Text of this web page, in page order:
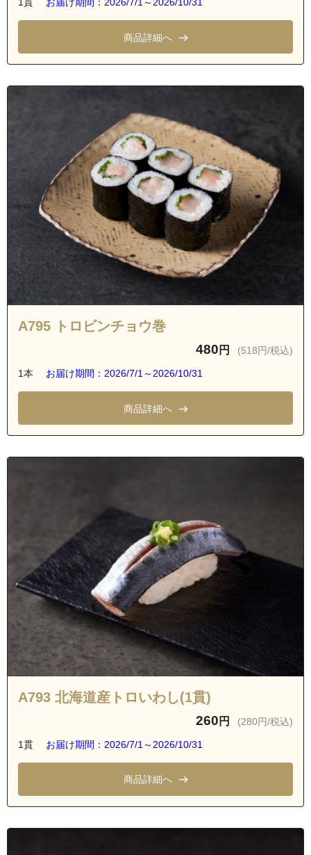
1貫 お届け期間：2026/7/1～2026/10/31
商品詳細へ
A795 トロビンチョウ巻
480 円 (518円/税込)
1本 お届け期間：2026/7/1～2026/10/31
商品詳細へ
A793 北海道産トロいわし(1貫)
260 円 (280円/税込)
1貫 お届け期間：2026/7/1～2026/10/31
商品詳細へ